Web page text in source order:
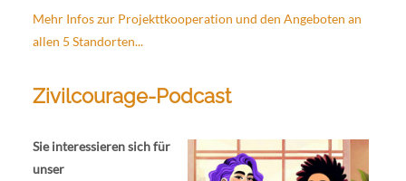
Mehr Infos zur Projekttkooperation und den Angeboten an
allen 5 Standorten...
Zivilcourage-Podcast
Sie interessieren sich für
unser